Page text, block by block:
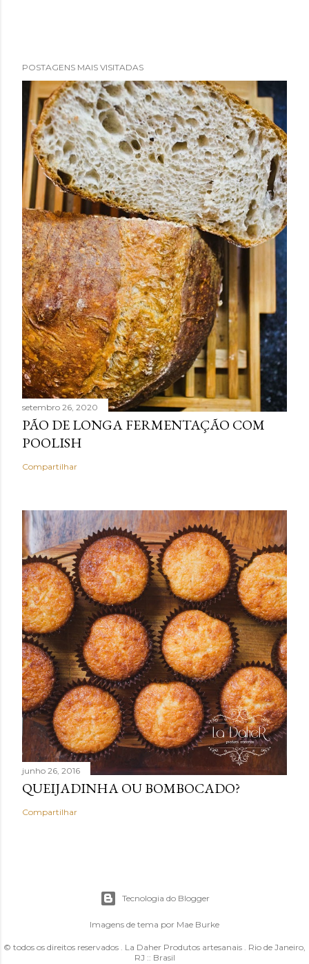
POSTAGENS MAIS VISITADAS
setembro 26, 2020
PÃO DE LONGA FERMENTAÇÃO COM
POOLISH
Compartilhar
junho 26, 2016
QUEIJADINHA OU BOMBOCADO?
Compartilhar
Tecnologia do Blogger
Imagens de tema por Mae Burke
© todos os direitos reservados . La Daher Produtos artesanais . Rio de Janeiro,
RJ :: Brasil